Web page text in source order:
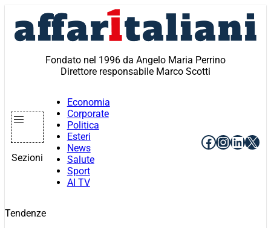
contenuto
Fondato nel 1996 da Angelo Maria Perrino
Direttore responsabile Marco Scotti
Sezioni
Economia
Corporate
Politica
Esteri
News
Salute
Sport
AI TV
Facebook
X
Tendenze